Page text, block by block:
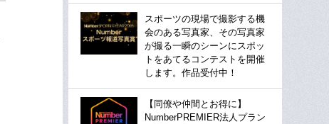
スポーツの現場で撮影する機
会のある写真家、その写真家
が撮る一瞬のシーンにスポッ
トをあてるコンテストを開催
します。作品受付中！
【同僚や仲間とお得に】
NumberPREMIER法人プラン